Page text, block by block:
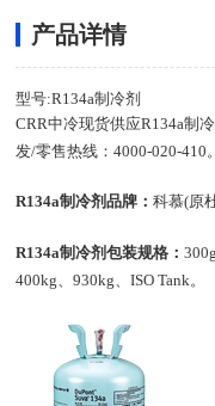
产品详情
型号:R134a制冷剂
CRR中冷现货供应R134a制
发/零售热线：4000-020-410。
R134a制冷剂品牌：科慕(原
R134a制冷剂包装规格：
400kg、930kg、ISO Tank。